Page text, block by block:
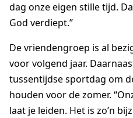
dag onze eigen stille tijd.
God verdiept.”
De vriendengroep is al
voor volgend jaar.
tussentijdse sportdag om
houden voor de zomer.
laat je leiden. Het is zo’n